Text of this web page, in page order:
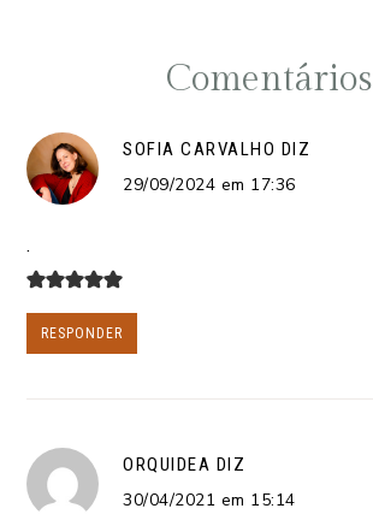
Comentários
SOFIA CARVALHO DIZ
29/09/2024 em 17:36
.
RESPONDER
ORQUIDEA DIZ
30/04/2021 em 15:14